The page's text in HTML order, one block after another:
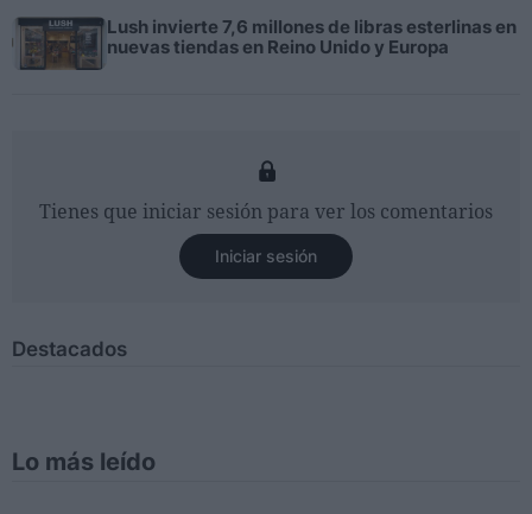
Lush invierte 7,6 millones de libras esterlinas en
nuevas tiendas en Reino Unido y Europa
Tienes que iniciar sesión para ver los comentarios
Iniciar sesión
Destacados
Lo más leído